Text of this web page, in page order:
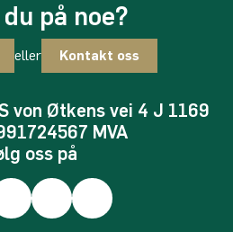
von Øtkens vei 4 J 1169
MVA
på noe?
eller Kontakt oss
oss på